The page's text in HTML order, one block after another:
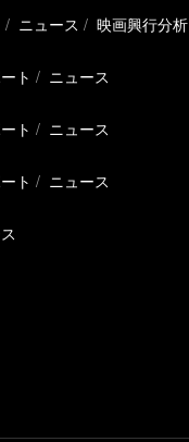
ニュース 映画興行分析
ト ニュース
ト ニュース
ト ニュース